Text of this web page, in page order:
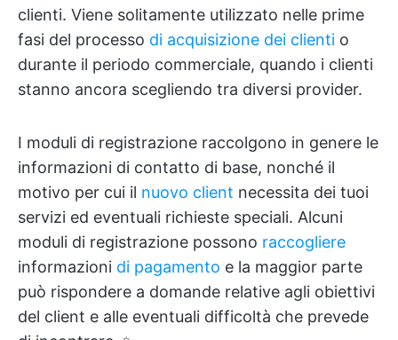
clienti. Viene solitamente utilizzato nelle prime
fasi del processo di acquisizione dei clienti o
durante il periodo commerciale, quando i clienti
stanno ancora scegliendo tra diversi provider.
I moduli di registrazione raccolgono in genere le
informazioni di contatto di base, nonché il
motivo per cui il nuovo client necessita dei tuoi
servizi ed eventuali richieste speciali. Alcuni
moduli di registrazione possono raccogliere
informazioni di pagamento e la maggior parte
può rispondere a domande relative agli obiettivi
del client e alle eventuali difficoltà che prevede